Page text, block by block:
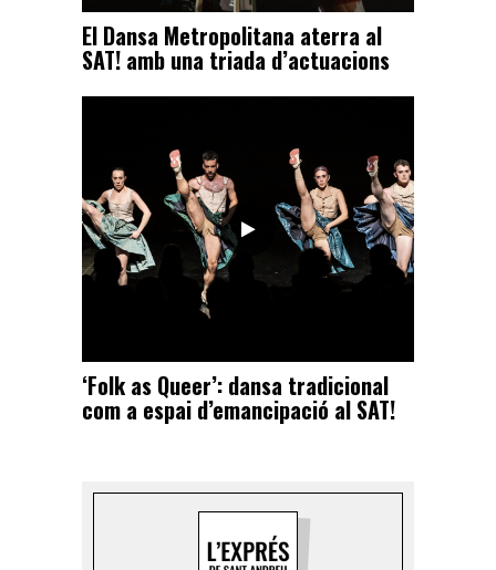
El Dansa Metropolitana aterra al
SAT! amb una triada d’actuacions
‘Folk as Queer’: dansa tradicional
com a espai d’emancipació al SAT!